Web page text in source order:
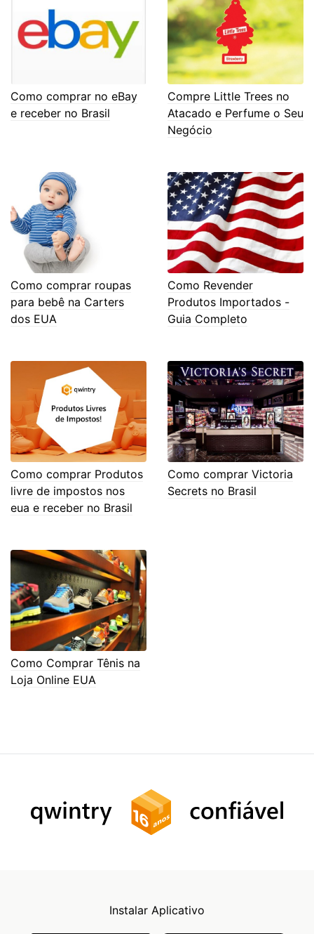
Como comprar no eBay
e receber no Brasil
Compre Little Trees no
Atacado e Perfume o Seu
Negócio
Como comprar roupas
para bebê na Carters
dos EUA
Como Revender
Produtos Importados -
Guia Completo
Como comprar Produtos
livre de impostos nos
eua e receber no Brasil
Como comprar Victoria
Secrets no Brasil
Como Comprar Tênis na
Loja Online EUA
Instalar Aplicativo